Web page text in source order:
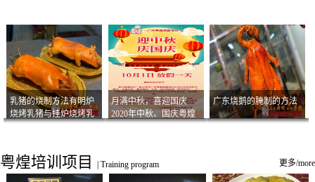
乳猪的烧制方法有明炉
烧烤乳猪与挂炉烧烤乳
月满中秋，喜迎国庆
2020年中秋、国庆粤煌
广东烧鹅的腌制的方法
粤煌培训项目 Training program 更多/more